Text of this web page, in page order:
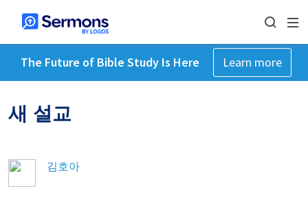
The Future of Bible Study Is Here Learn more
새 설교
김호아